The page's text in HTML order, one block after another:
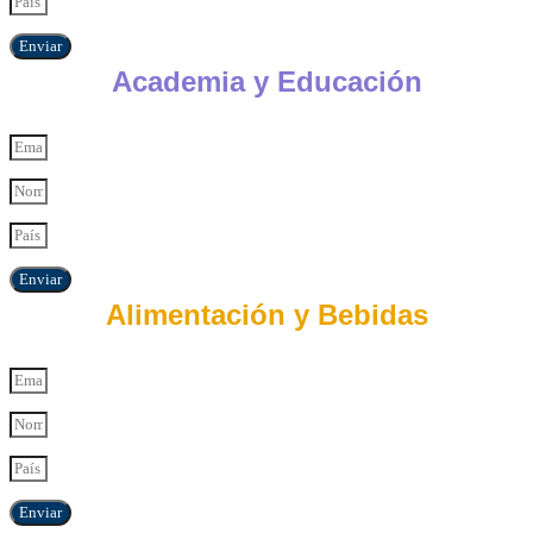
Enviar
Academia y Educación
Enviar
Alimentación y Bebidas
Enviar